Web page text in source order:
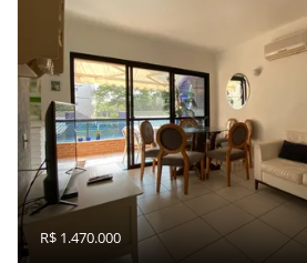
R$ 1.470.000